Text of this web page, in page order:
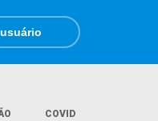
usuário
COVID